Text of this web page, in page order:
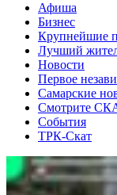
Афиша
Бизнес
Крупнейшие
Лучший
Новости
Первое
Самарские
Смотрите
События
ТРК-Скат